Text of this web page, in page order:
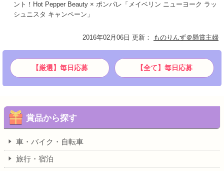
ント！Hot Pepper Beauty × ポンパレ「メイベリン ニューヨーク ラッ
シュニスタ キャンペーン」
2016年02月06日 更新 ： ものりんず＠懸賞主婦
【厳選】毎日応募 【全て】毎日応募
賞品から探す
車・バイク・自転車
旅行・宿泊